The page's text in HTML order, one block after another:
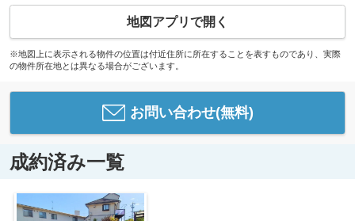
地図アプリで開く
※地図上に表示される物件の位置は付近住所に所在することを表すものであり、実際
の物件所在地とは異なる場合がございます。
お問い合わせ(無料)
成約済み一覧